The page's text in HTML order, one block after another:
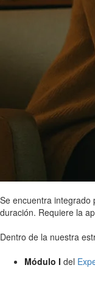
Se encuentra integrado
duración. Requiere la
Dentro de la nuestra
Módulo I del